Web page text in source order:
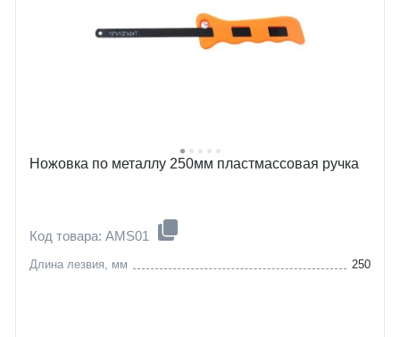
Ножовка по металлу 250мм пластмассовая ручка
Код товара: AMS01
Длина лезвия, мм 250